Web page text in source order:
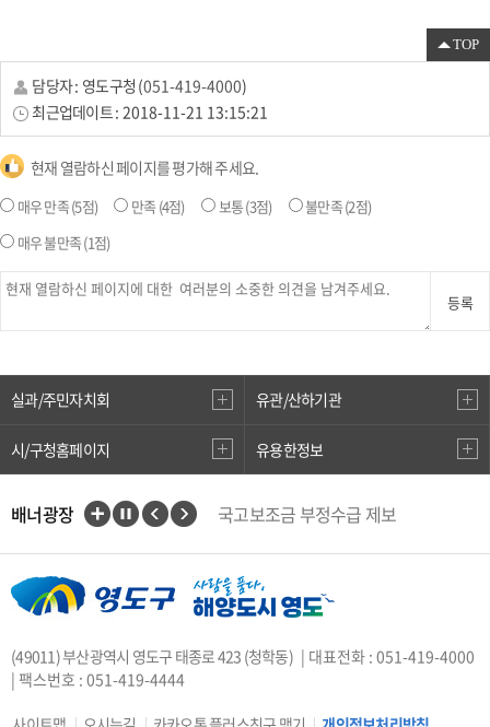
TOP
담당자 : 영도구청 (051-419-4000)
최근업데이트 : 2018-11-21 13:15:21
현재 열람하신 페이지를 평가해 주세요.
매우 만족(5점) 만족 (4점) 보통(3점) 불만족(2점)
매우 불만족(1점)
등록
실과/주민자치회 유관/산하기관
시/구청홈페이지 유용한정보
배너광장
국고보조금 부정수급 제보
지적측량바로처리센터
안전속도 5030
카카오톡 플러스친구
중앙부처 법령 유권해석
(49011) 부산광역시 영도구 태종로 423 (청학동) | 대표전화 : 051-419-4000
| 팩스번호 : 051-419-4444